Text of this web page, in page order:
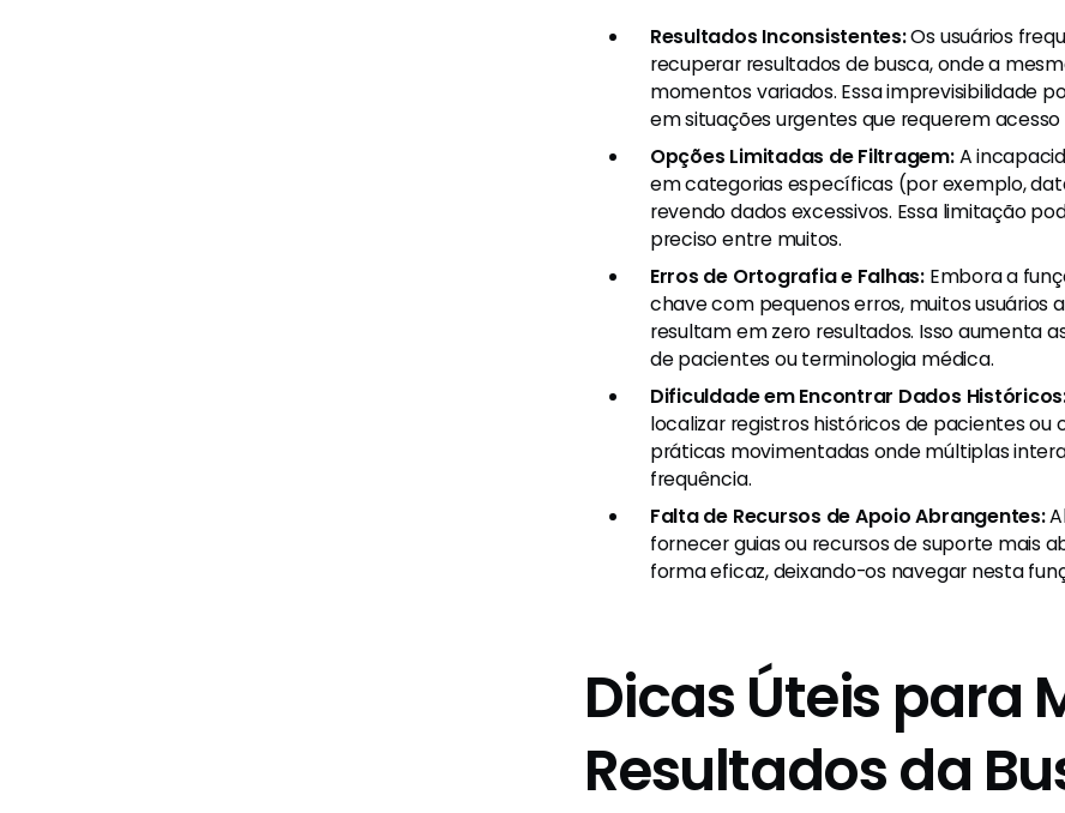
Resultados Inconsistentes:Os usuários
recuperar resultados de busca, onde a
momentos variados. Essa imprevisibilidade
em situações urgentes que requerem
Opções Limitadas de Filtragem:A
em categorias específicas (por exemplo,
revendo dados excessivos. Essa limitação
preciso entre muitos.
Erros de Ortografia e Falhas: Embora a
chave com pequenos erros, muitos usuários
resultam em zero resultados. Isso aumenta
de pacientes ou terminologia médica.
Dificuldade em Encontrar Dados
localizar registros históricos de pacientes
práticas movimentadas onde múltiplas
frequência.
Falta de Recursos de Apoio Abrangentes:
fornecer guias ou recursos de suporte mais
forma eficaz, deixando-os navegar nesta
Dicas Úteis para
Resultados da